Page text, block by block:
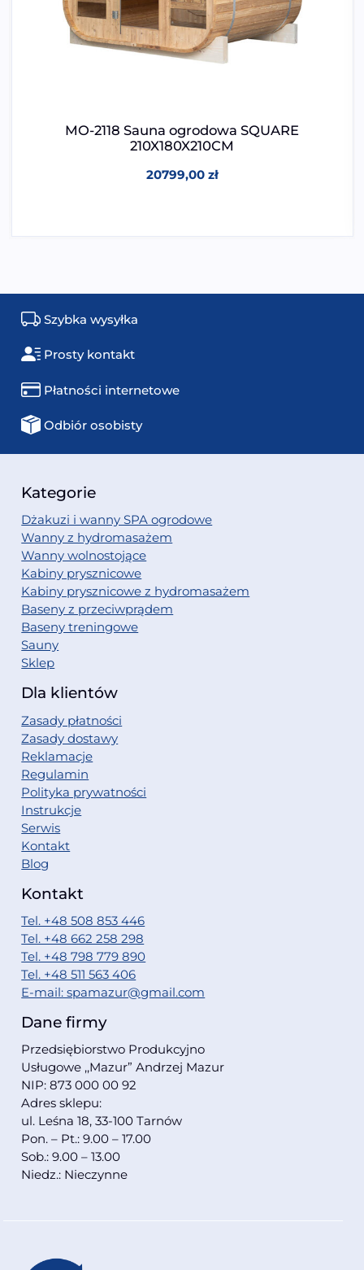
MO-2118 Sauna ogrodowa SQUARE
210X180X210CM
20799,00 zł
Szybka wysyłka
Prosty kontakt
Płatności internetowe
Odbiór osobisty
Kategorie
Dżakuzi i wanny SPA ogrodowe
Wanny z hydromasażem
Wanny wolnostojące
Kabiny prysznicowe
Kabiny prysznicowe z hydromasażem
Baseny z przeciwprądem
Baseny treningowe
Sauny
Sklep
Dla klientów
Zasady płatności
Zasady dostawy
Reklamacje
Regulamin
Polityka prywatności
Instrukcje
Serwis
Kontakt
Blog
Kontakt
Tel. +48 508 853 446
Tel. +48 662 258 298
Tel. +48 798 779 890
Tel. +48 511 563 406
E-mail: spamazur@gmail.com
Dane firmy
Przedsiębiorstwo Produkcyjno
Usługowe ,,Mazur” Andrzej Mazur
NIP: 873 000 00 92
Adres sklepu:
ul. Leśna 18, 33-100 Tarnów
Pon. – Pt.: 9.00 – 17.00
Sob.: 9.00 – 13.00
Niedz.: Nieczynne